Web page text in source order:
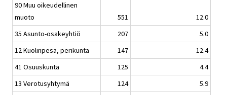
90 Muu oikeudellinen
muoto
551
12.0
35 Asunto-osakeyhtiö
207
5.0
12 Kuolinpesä, perikunta
147
12.4
41 Osuuskunta
125
4.4
13 Verotusyhtymä
124
5.9